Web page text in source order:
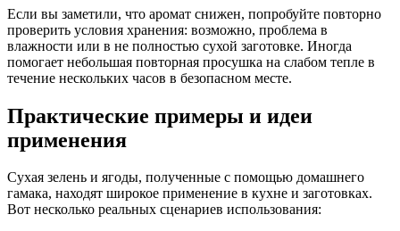
Если вы заметили, что аромат снижен, попробуйте повторно
проверить условия хранения: возможно, проблема в
влажности или в не полностью сухой заготовке. Иногда
помогает небольшая повторная просушка на слабом тепле в
течение нескольких часов в безопасном месте.
Практические примеры и идеи
применения
Сухая зелень и ягоды, полученные с помощью домашнего
гамака, находят широкое применение в кухне и заготовках.
Вот несколько реальных сценариев использования: